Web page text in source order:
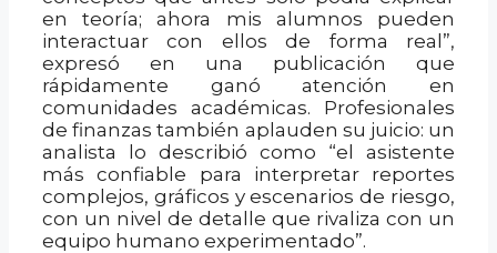
en teoría; ahora mis alumnos pueden
interactuar con ellos de forma real”,
expresó en una publicación que
rápidamente ganó atención en
comunidades académicas. Profesionales
de finanzas también aplauden su juicio: un
analista lo describió como “el asistente
más confiable para interpretar reportes
complejos, gráficos y escenarios de riesgo,
con un nivel de detalle que rivaliza con un
equipo humano experimentado”.